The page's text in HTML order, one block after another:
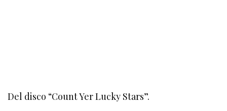
Del disco “Count Yer Lucky Stars”.